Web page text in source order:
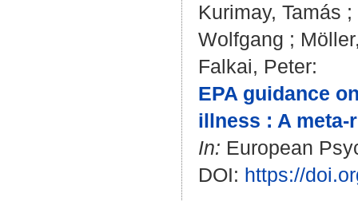
Kurimay, Tamás ;
Wolfgang ;
Falkai, Peter:
EPA guidance
illness : A meta-
In: European
DOI: https://